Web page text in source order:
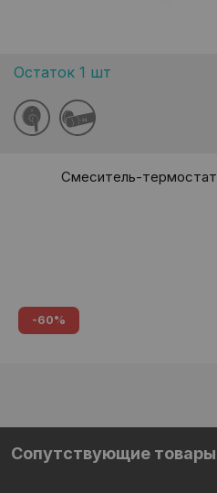
Остаток 1 шт
Смеситель-
-60%
Сопутствующие товары